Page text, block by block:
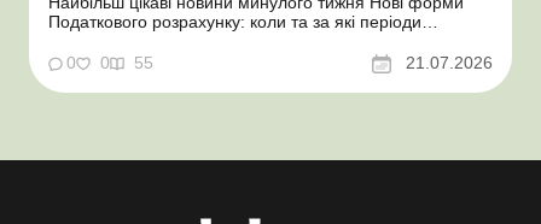
Податкового розрахунку: коли та за які періоди
відстрочки від призову під час мобілізації удосконалено
Кабмін утворив Координаційний центр з організації
бронювання військовозобов’язаних Верховна ...
0 0 55 21.07.2026